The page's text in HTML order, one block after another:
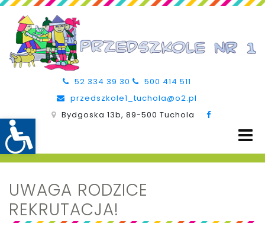
52 334 39 30
500 414 511
przedszkole1_tuchola@o2.pl
Bydgoska 13b, 89-500 Tuchola
UWAGA RODZICE
REKRUTACJA!